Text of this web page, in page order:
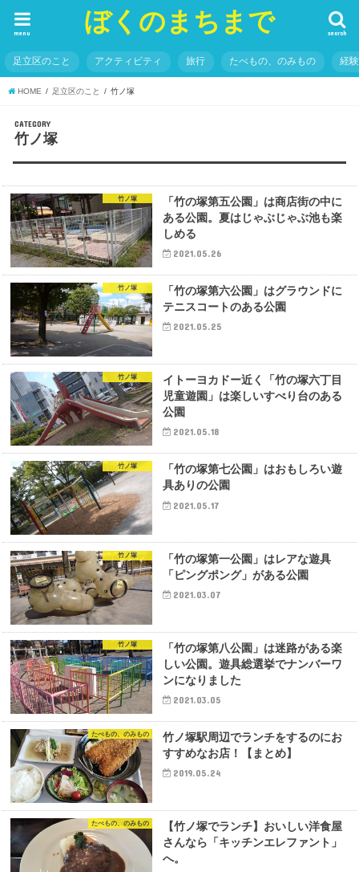
ぼくのまちまで search
menu
足立区のこと アクティビティ 旅行 たべもの、のみもの 経
HOME 足立区のこと 竹ノ塚
CATEGORY
竹ノ塚
竹ノ塚
「竹の塚第五公園」は商店街の中に
ある公園。夏はじゃぶじゃぶ池も楽
しめる
2021.05.26
竹ノ塚
「竹の塚第六公園」はグラウンドに
テニスコートのある公園
2021.05.25
竹ノ塚
イトーヨカドー近く「竹の塚六丁目
児童遊園」は楽しいすべり台のある
公園
2021.05.18
竹ノ塚
「竹の塚第七公園」はおもしろい遊
具ありの公園
2021.05.17
竹ノ塚
「竹の塚第一公園」はレアな遊具
「ピングポング」がある公園
2021.03.07
竹ノ塚
「竹の塚第八公園」は迷路がある楽
しい公園。遊具総選挙でナンバーワ
ンになりました
2021.03.05
たべもの、のみもの
竹ノ塚駅周辺でランチをするのにお
すすめなお店！【まとめ】
2019.05.24
たべもの、のみもの
【竹ノ塚でランチ】おいしい洋食屋
さんなら「キッチンエレファント」
へ。